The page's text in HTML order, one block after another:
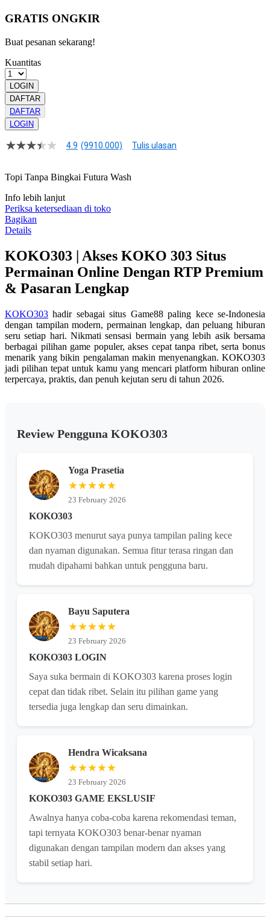
GRATIS ONGKIR
Buat pesanan sekarang!
Kuantitas
LOGIN
DAFTAR
DAFTAR
LOGIN
4.9
bintang,
rating
rata-
rata.
Read
13
Tautan
halaman
yang
sama.
4.9 (9910.000) Tulis ulasan
Topi Tanpa Bingkai Futura Wash
Info lebih lanjut
Periksa ketersediaan di toko
Bagikan
Details
KOKO303 | Akses KOKO 303 Situs
Permainan Online Dengan RTP Premium
& Pasaran Lengkap
KOKO303 hadir sebagai situs Game88 paling kece se-Indonesia
dengan tampilan modern, permainan lengkap, dan peluang hiburan
seru setiap hari. Nikmati sensasi bermain yang lebih asik bersama
berbagai pilihan game populer, akses cepat tanpa ribet, serta bonus
menarik yang bikin pengalaman makin menyenangkan. KOKO303
jadi pilihan tepat untuk kamu yang mencari platform hiburan online
terpercaya, praktis, dan penuh kejutan seru di tahun 2026.
Review Pengguna KOKO303
Yoga Prasetia
★★★★★
23 February 2026
KOKO303
KOKO303 menurut saya punya tampilan paling kece
dan nyaman digunakan. Semua fitur terasa ringan dan
mudah dipahami bahkan untuk pengguna baru.
Bayu Saputera
★★★★★
23 February 2026
KOKO303 LOGIN
Saya suka bermain di KOKO303 karena proses login
cepat dan tidak ribet. Selain itu pilihan game yang
tersedia juga lengkap dan seru dimainkan.
Hendra Wicaksana
★★★★★
23 February 2026
KOKO303 GAME EKSLUSIF
Awalnya hanya coba-coba karena rekomendasi teman,
tapi ternyata KOKO303 benar-benar nyaman
digunakan dengan tampilan modern dan akses yang
stabil setiap hari.